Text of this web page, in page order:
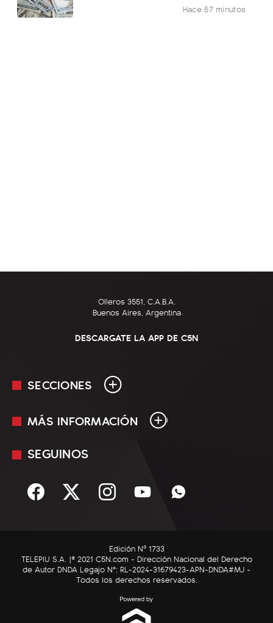
Hace 57 minutos
Olleros 3551, C.A.B.A.
Buenos Aires, Argentina
DESCARGATE LA APP DE C5N
SECCIONES
En Vivo
Sociedad
C5N Autos
RatingCero
MÁS INFORMACIÓN
Mediakit
Términos y condiciones
SEGUINOS
Edición Nº 1733
TELEPIU S.A. |© 2021 C5N.com - Dirección Nacional del Derecho
de Autor DNDA Legajo N°: RL-2024-31679423-APN-DNDA#MJ -
Todos los derechos reservados.